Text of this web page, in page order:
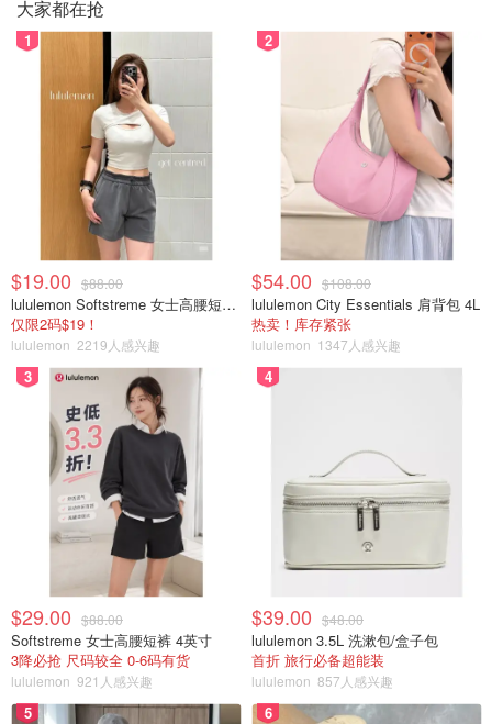
大家都在抢
1
$19.00 $88.00
lululemon Softstreme 女士高腰短裤 10cm
仅限2码$19！
lululemon 2219人感兴趣
2
$54.00 $108.00
lululemon City Essentials 肩背包 4L
热卖！库存紧张
lululemon 1347人感兴趣
3
$29.00 $88.00
Softstreme 女士高腰短裤 4英寸
3降必抢 尺码较全 0-6码有货
lululemon 921人感兴趣
4
$39.00 $48.00
lululemon 3.5L 洗漱包/盒子包
首折 旅行必备超能装
lululemon 857人感兴趣
5 6